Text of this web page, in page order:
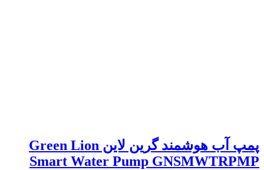
پمپ آب هوشمند گرین لاین Green Lion
Smart Water Pump GNSMWTRPMP